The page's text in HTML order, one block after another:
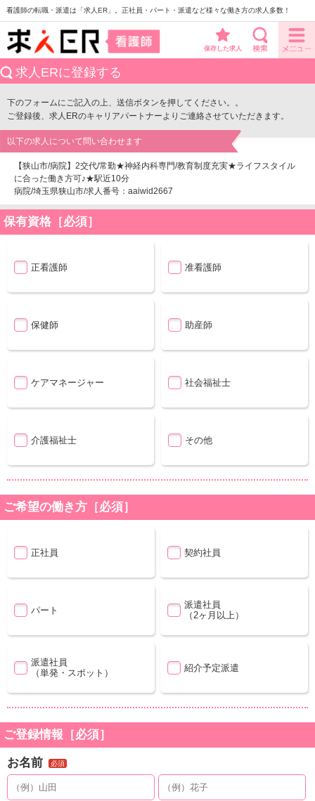
看護師の転職・派遣は「求人ER」。正社員・パート・派遣など様々な働き方の求人多数！
保存した求人
求人ERに登録する
下のフォームにご記入の上、送信ボタンを押してください。。
ご登録後、求人ERのキャリアパートナーよりご連絡させていただきます。
以下の求人について問い合わせます
【狭山市/病院】2交代/常勤★神経内科専門/教育制度充実★ライフスタイル
に合った働き方可♪★駅近10分
病院/埼玉県狭山市/求人番号：aaiwid2667
保有資格［必須］
正看護師 准看護師
保健師 助産師
ケアマネージャー 社会福祉士
介護福祉士 その他
ご希望の働き方［必須］
正社員 契約社員
パート
派遣社員
（2ヶ月以上）
派遣社員
（単発・スポット）
紹介予定派遣
ご登録情報［必須］
お名前 必須